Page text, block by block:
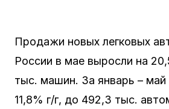
Продажи новых легковых
России в мае выросли на
тыс. машин. За январь – май
11,8% г/г, до 492,3 тыс.